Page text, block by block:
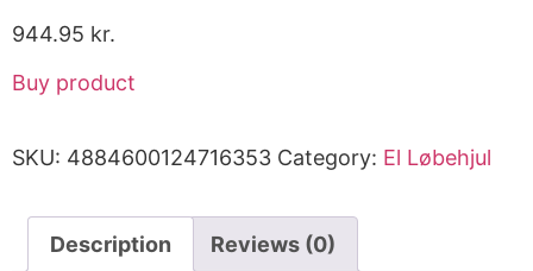
944.95 kr.
Buy product
SKU: 4884600124716353 Category: El Løbehjul
Description Reviews (0)